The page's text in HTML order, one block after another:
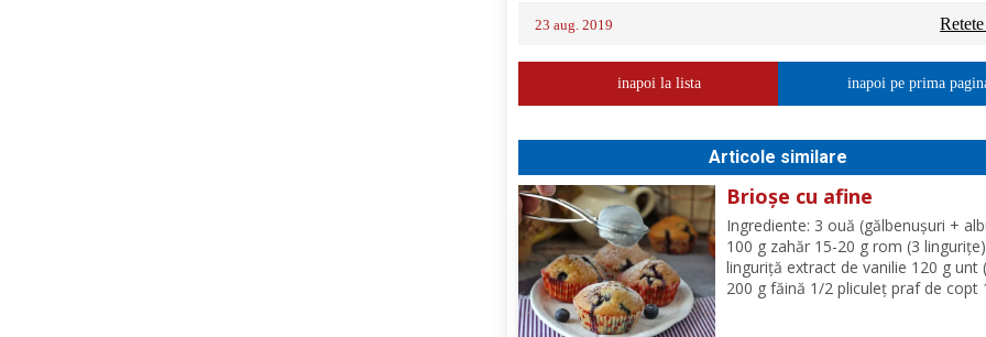
23 aug. 2019
inapoi la lista inapoi pe prima
Articole similare
Brioșe cu afine
Ingrediente: 3 ouă (gălbenușuri +
100 g zahăr 15-20 g rom (3
linguriță extract de vanilie 120 g unt
200 g făină 1/2 pliculeț praf de copt